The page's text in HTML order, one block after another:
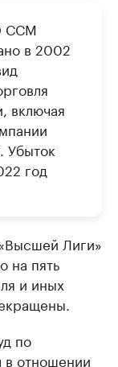
ССМ
в 2002
включая
Убыток
год
Лиги»
на пять
и иных
по
в отношении